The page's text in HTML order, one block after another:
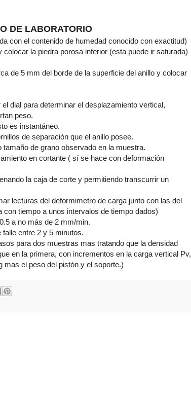
DE LABORATORIO
con el contenido de humedad conocido con exactitud)
la piedra porosa inferior (esta puede ir saturada)
de 5 mm del borde de la superficie del anillo y colocar
dial para determinar el desplazamiento vertical,
peso.
es instantáneo.
de separación que el anillo posee.
de grano observado en la muestra.
en cortante ( sí se hace con deformación
la caja de corte y permitiendo transcurrir un
lecturas del deformimetro de carga junto con las del
tiempo a unos intervalos de tiempo dados)
a no más de 2 mm/min.
entre 2 y 5 minutos.
para dos muestras mas tratando que la densidad
en la primera, con incrementos en la carga vertical Pv,
mas el peso del pistón y el soporte.)